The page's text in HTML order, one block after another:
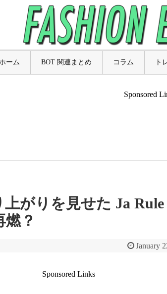
ーム BOT 関連まとめ コラム ト
Sponsored
上がりを見せた Ja
燃？
January
Sponsored Links